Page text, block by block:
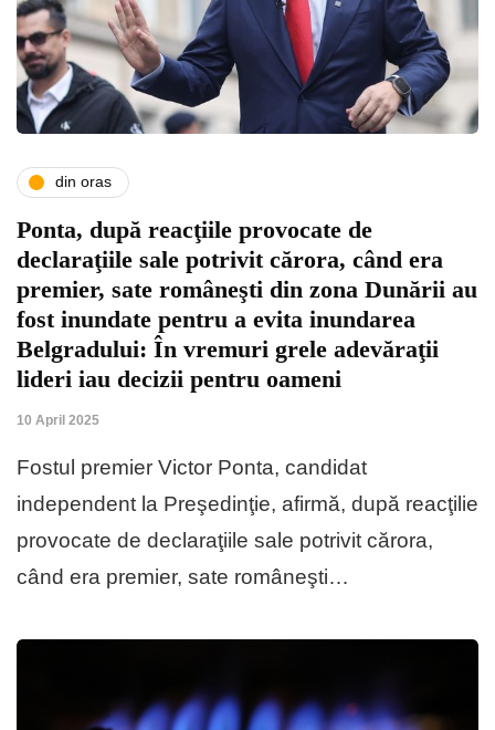
din oras
Ponta, după reacţiile provocate de
declaraţiile sale potrivit cărora, când era
premier, sate româneşti din zona Dunării au
fost inundate pentru a evita inundarea
Belgradului: În vremuri grele adevăraţii
lideri iau decizii pentru oameni
10 April 2025
Fostul premier Victor Ponta, candidat
independent la Preşedinţie, afirmă, după reacţilie
provocate de declaraţiile sale potrivit cărora,
când era premier, sate româneşti…